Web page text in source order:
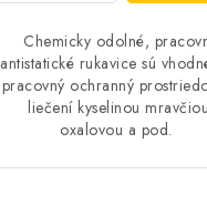
Chemicky odolné,
antistatické rukavice sú
pracovný ochranný
liečení kyselinou
oxalovou a pod.